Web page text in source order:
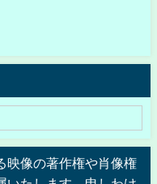
映像の著作権や肖像権